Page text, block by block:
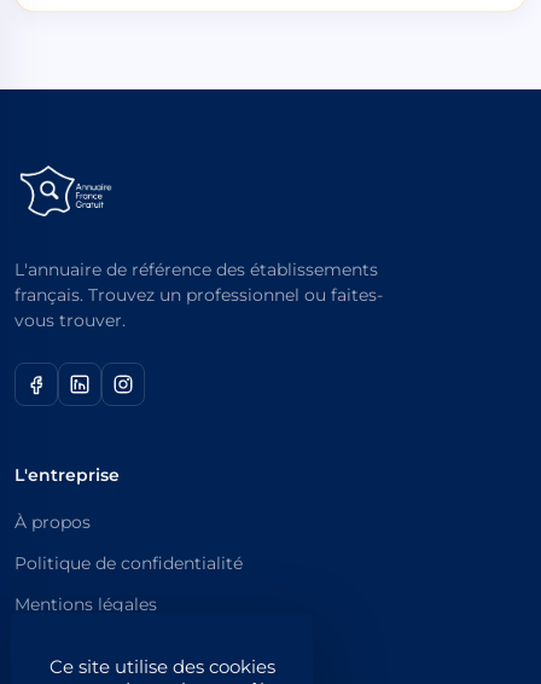
Ce site utilise des cookies
L'annuaire de référence des établissements
français. Trouvez un professionnel ou faites-
vous trouver.
L'entreprise
À propos
Politique de confidentialité
Mentions légales
Catégories principales